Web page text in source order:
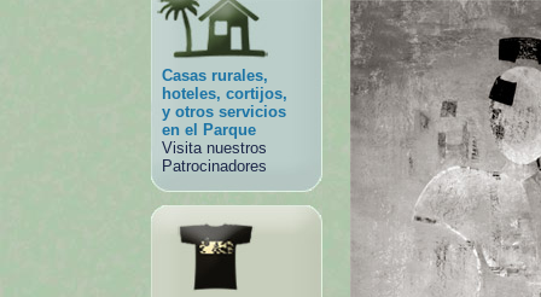
Casas rurales,
hoteles, cortijos,
y otros servicios
en el Parque
Visita nuestros
Patrocinadores